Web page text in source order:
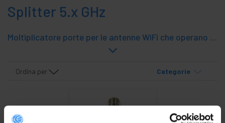
Splitter 5.x GHz
Moltiplicatore porte per le antenne WiFi che operano nella banda di 5100 MHz 5900 MHz ai modelli che hanno più porte e può collegarsi antenne multiple ad un unico indirizzo elettronico di rete wireless Wi-Fi, come ad esempio un punto di accesso WIFI .
Ordina per Categorie